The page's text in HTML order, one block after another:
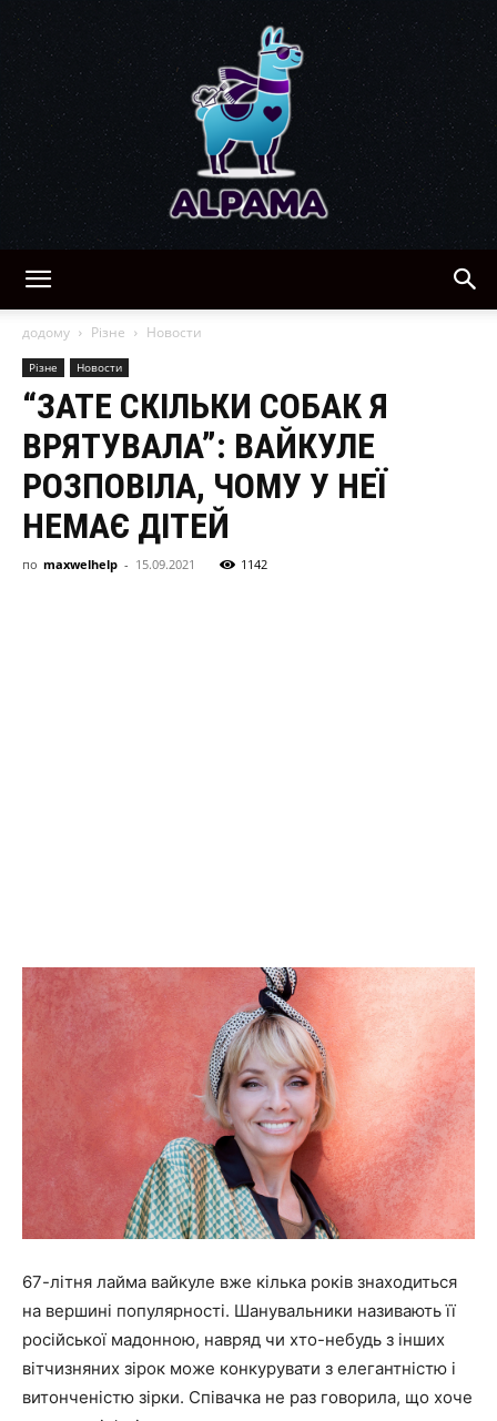
рецепти,
здоровя,
додому Різне Новости
Різне Новости
“ЗАТЕ СКІЛЬКИ СОБАК Я
ВРЯТУВАЛА”: ВАЙКУЛЕ
РОЗПОВІЛА, ЧОМУ У НЕЇ
НЕМАЄ ДІТЕЙ
по maxwelhelp - 15.09.2021 1142
67-літня лайма вайкуле вже кілька років знаходиться
на вершині популярності. Шанувальники називають її
російської мадонною, навряд чи хто-небудь з інших
вітчизняних зірок може конкурувати з елегантністю і
витонченістю зірки. Співачка не раз говорила, що хоче